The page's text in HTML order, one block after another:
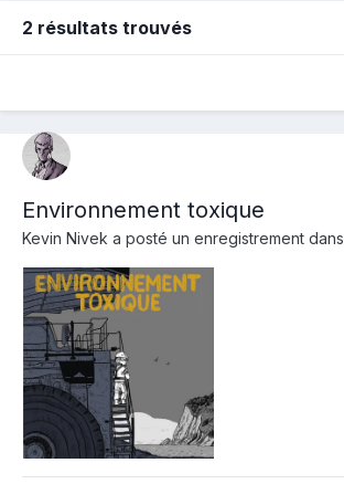
2 résultats trouvés
Environnement toxique
Kevin Nivek a posté un enregistrement dans